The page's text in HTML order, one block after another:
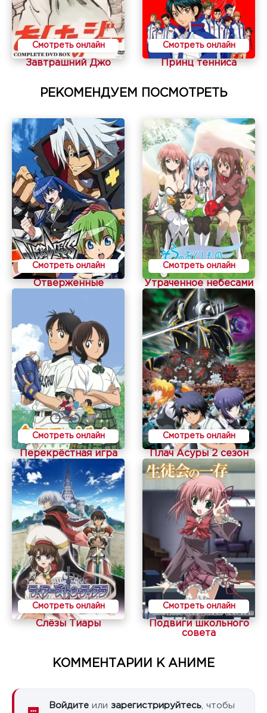
Смотреть онлайн
Завтрашний Джо
Смотреть онлайн
Принц тенниса
РЕКОМЕНДУЕМ ПОСМОТРЕТЬ
Смотреть онлайн
Отверженные
Смотреть онлайн
Утраченное небесами
Смотреть онлайн
Перекрёстная игра
Смотреть онлайн
Плач Асуры 2 сезон
Смотреть онлайн
Слёзы Тиары
Смотреть онлайн
Подвиги школьного
совета
КОММЕНТАРИИ К АНИМЕ
Войдите или зарегистрируйтесь , чтобы